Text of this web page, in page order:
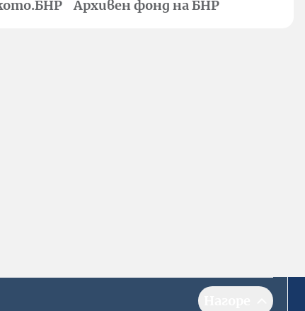
Архивен фонд на БНР